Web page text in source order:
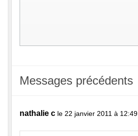
Messages précédents
nathalie c le 22 janvier 2011 à 12:49